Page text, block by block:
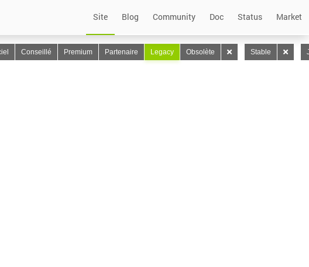
Site Blog Community Doc Status Market
Conseillé Premium Partenaire Legacy Obsolète Stable